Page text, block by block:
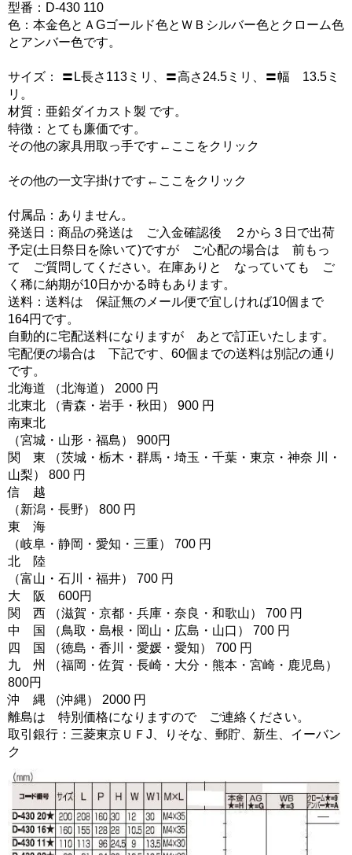
型番：D-430 110
色：本金色とＡGゴールド色とＷＢシルバー色とクローム色
とアンバー色です。
サイズ： 〓L長さ113ミリ、〓高さ24.5ミリ、〓幅 13.5ミ
リ。
材質：亜鉛ダイカスト製 です。
特徴：とても廉価です。
その他の家具用取っ手です←ここをクリック
その他の一文字掛けです←ここをクリック
付属品：ありません。
発送日：商品の発送は ご入金確認後 ２から３日で出荷
予定(土日祭日を除いて)ですが ご心配の場合は 前もっ
て ご質問してください。在庫ありと なっていても ご
く稀に納期が10日かかる時もあります。
送料：送料は 保証無のメール便で宜しければ10個まで
164円です。
自動的に宅配送料になりますが あとで訂正いたします。
宅配便の場合は 下記です、60個までの送料は別記の通り
です。
北海道 （北海道） 2000 円
北東北 （青森・岩手・秋田） 900 円
南東北
（宮城・山形・福島） 900円
関 東 （茨城・栃木・群馬・埼玉・千葉・東京・神奈 川・
山梨） 800 円
信 越
（新潟・長野） 800 円
東 海
（岐阜・静岡・愛知・三重） 700 円
北 陸
（富山・石川・福井） 700 円
大 阪 600円
関 西 （滋賀・京都・兵庫・奈良・和歌山） 700 円
中 国 （鳥取・島根・岡山・広島・山口） 700 円
四 国 （徳島・香川・愛媛・愛知） 700 円
九 州 （福岡・佐賀・長崎・大分・熊本・宮崎・鹿児島）
800円
沖 縄 （沖縄） 2000 円
離島は 特別価格になりますので ご連絡ください。
取引銀行：三菱東京ＵＦJ、りそな、郵貯、新生、イーバン
ク